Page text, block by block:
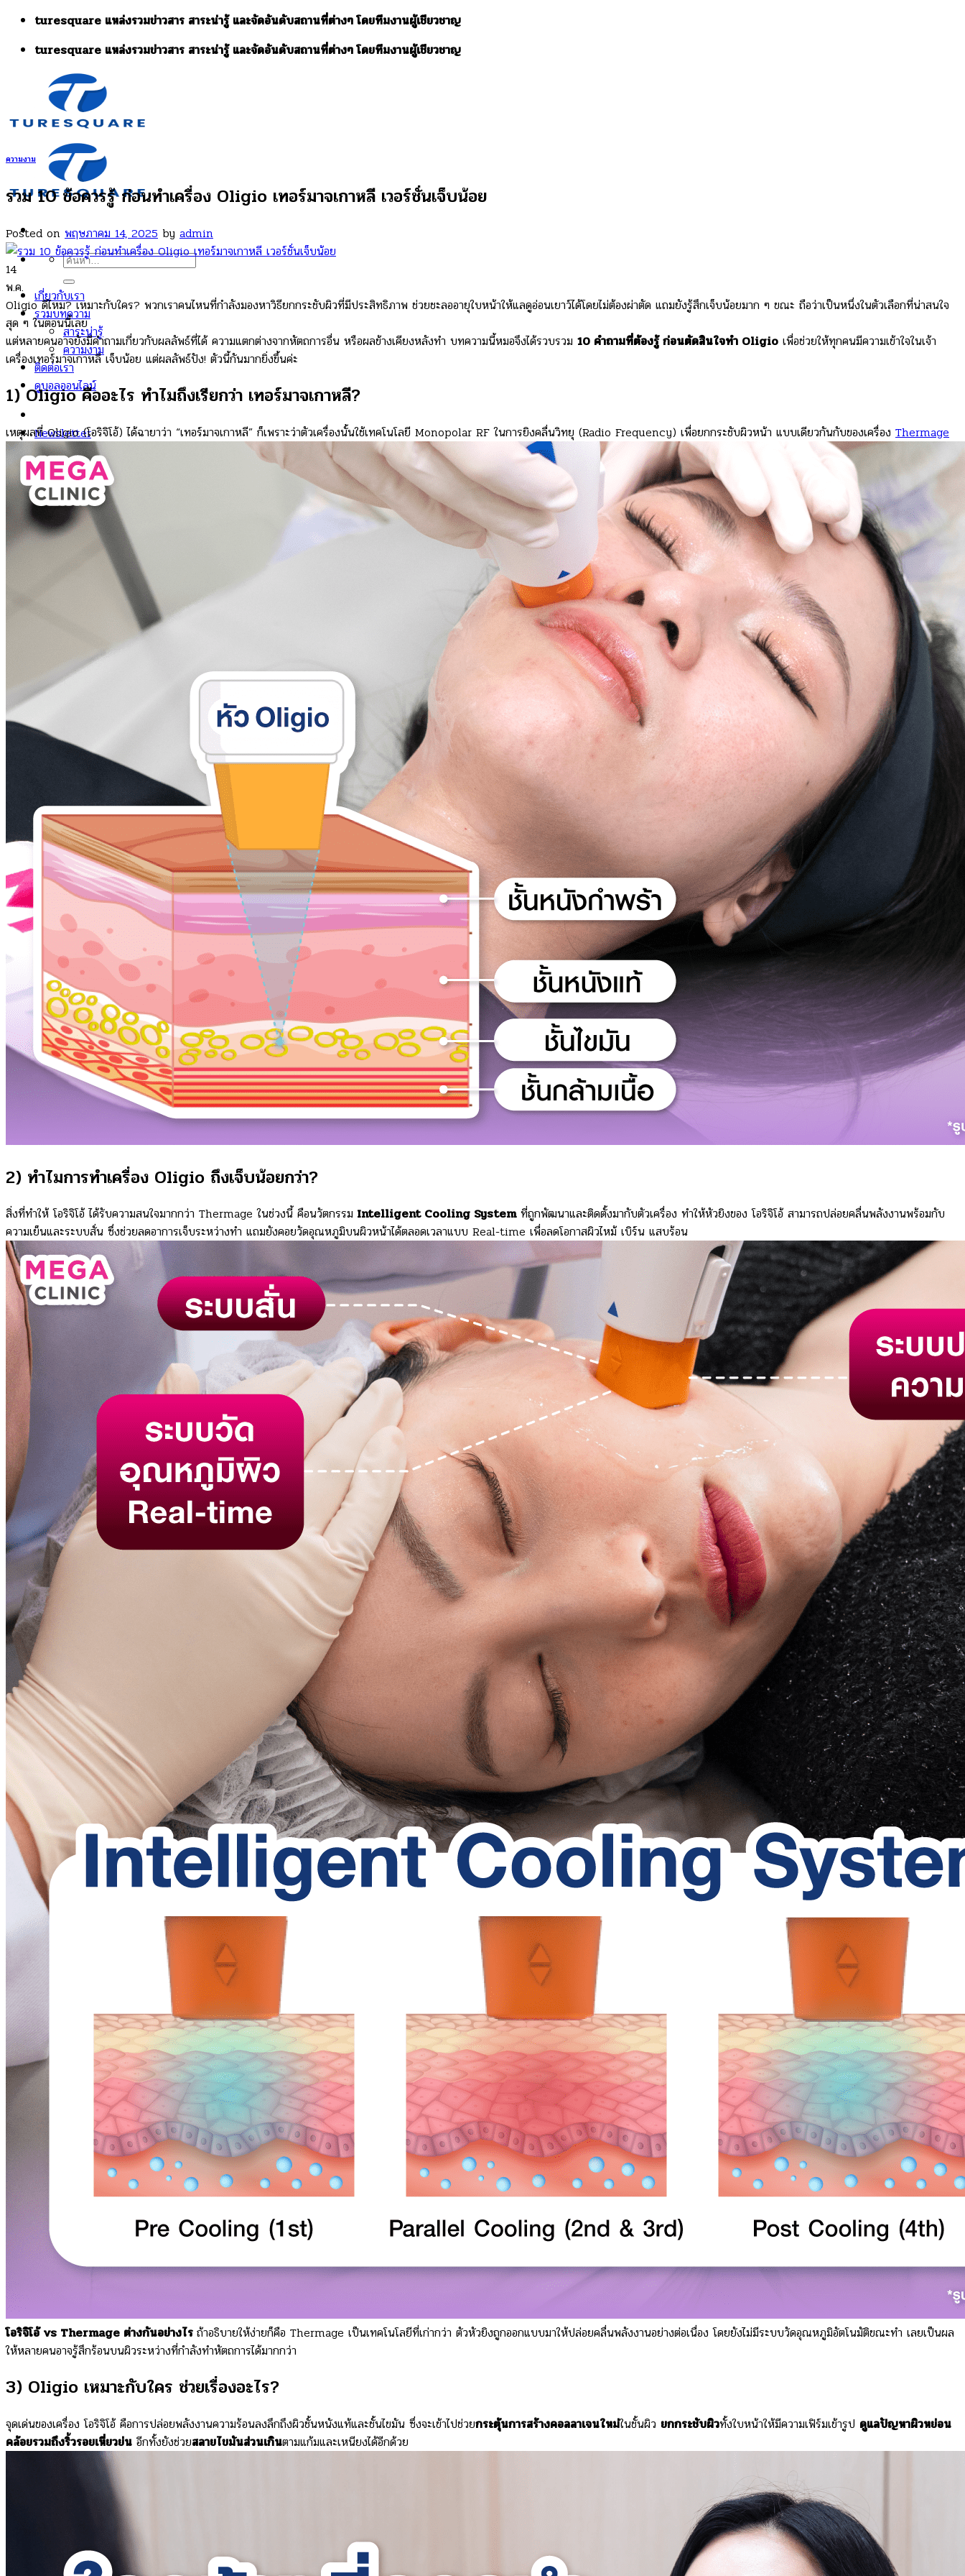
Skip
content
turesquare แหล่งรวมข่าวสาร สาระน่ารู้ และจัดอันดับสถานที่ต่างๆ โดยทีมงานผู้เชียวชาญ
turesquare แหล่งรวมข่าวสาร สาระน่ารู้ และจัดอันดับสถานที่ต่างๆ โดยทีมงานผู้เชียวชาญ
ค้นหา:
เกี่ยวกับเรา
รวมบทความ
สาระน่ารู้
ความงาม
ติดต่อเรา
ดูบอลออนไลน์
Newsletter
Sign up for Newsletter
Signup for our newsletter to get notified
about sales and new products. Add any text
here or remove it.
Error: Contact form not found.
ตะกร้าสินค้า
ไม่มีสินค้าในตะกร้า
ความงาม
รวม 10 ข้อควรรู้ ก่อนทำเครื่อง Oligio เทอร์มาจเกาหลี เวอร์ชั่นเจ็บน้อย
Posted on พฤษภาคม 14, 2025 by admin
14
พ.ค.
Oligio ดีไหม? เหมาะกับใคร? พวกเราคนไหนที่กำลังมองหาวิธียกกระชับผิวที่มีประสิทธิภาพ ช่วยชะลออายุใบหน้าให้แลดูอ่อนเยาว์ได้โดยไม่ต้องผ่าตัด แถมยังรู้สึกเจ็บน้อยมาก ๆ ขณะ ถือว่าเป็นหนึ่งในตัวเลือกที่น่าสนใจ
สุด ๆ ในตอนนี้เลย
แต่หลายคนอาจยังมีคำถามเกี่ยวกับผลลัพธ์ที่ได้ ความแตกต่างจากหัตถการอื่น หรือผลข้างเคียงหลังทำ บทความนี้หมอจึงได้รวบรวม 10 คำถามที่ต้องรู้ ก่อนตัดสินใจทำ Oligio เพื่อช่วยให้ทุกคนมีความเข้าใจในเจ้า
เครื่องเทอร์มาจเกาหลี เจ็บน้อย แต่ผลลัพธ์ปัง! ตัวนี้กันมากยิ่งขึ้นค่ะ
1) Oligio คืออะไร ทำไมถึงเรียกว่า เทอร์มาจเกาหลี?
เหตุผลที่ Oligio (โอริจิโอ้) ได้ฉายาว่า “เทอร์มาจเกาหลี” ก็เพราะว่าตัวเครื่องนั้นใช้เทคโนโลยี Monopolar RF ในการยิงคลื่นวิทยุ (Radio Frequency) เพื่อยกกระชับผิวหน้า แบบเดียวกันกับของเครื่อง Thermage
2) ทำไมการทำเครื่อง Oligio ถึงเจ็บน้อยกว่า?
สิ่งที่ทำให้ โอริจิโอ้ ได้รับความสนใจมากกว่า Thermage ในช่วงนี้ คือนวัตกรรม Intelligent Cooling Systemที่ถูกพัฒนาและติดตั้งมากับตัวเครื่อง ทำให้หัวยิงของ โอริจิโอ้ สามารถปล่อยคลื่นพลังงานพร้อมกับ
ความเย็นและระบบสั่น ซึ่งช่วยลดอาการเจ็บระหว่างทำ แถมยังคอยวัดอุณหภูมิบนผิวหน้าได้ตลอดเวลาแบบ Real-time เพื่อลดโอกาสผิวไหม้ เบิร์น แสบร้อน
โอริจิโอ้ vs Thermage ต่างกันอย่างไร ถ้าอธิบายให้ง่ายก็คือ Thermage เป็นเทคโนโลยีที่เก่ากว่า ตัวหัวยิงถูกออกแบบมาให้ปล่อยคลื่นพลังงานอย่างต่อเนื่อง โดยยังไม่มีระบบวัดอุณหภูมิอัตโนมัติขณะทำ เลยเป็นผล
ให้หลายคนอาจรู้สึกร้อนบนผิวระหว่างที่กำลังทำหัตถการได้มากกว่า
3) Oligio เหมาะกับใคร ช่วยเรื่องอะไร?
จุดเด่นของเครื่อง โอริจิโอ้ คือการปล่อยพลังงานความร้อนลงลึกถึงผิวชั้นหนังแท้และชั้นไขมัน ซึ่งจะเข้าไปช่วยกระตุ้นการสร้างคอลลาเจนใหม่ในชั้นผิว ยกกระชับผิวทั้งใบหน้าให้มีความเฟิร์มเข้ารูป ดูแลปัญหาผิวหย่อน
คล้อยรวมถึงริ้วรอยเหี่ยวย่น อีกทั้งยังช่วยสลายไขมันส่วนเกินตามแก้มและเหนียงได้อีกด้วย